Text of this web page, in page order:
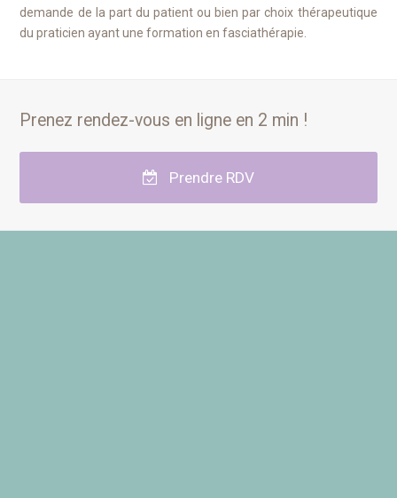
demande de la part du patient ou bien par choix thérapeutique
du praticien ayant une formation en fasciathérapie.
Prenez rendez-vous en ligne en 2 min !
Prendre RDV